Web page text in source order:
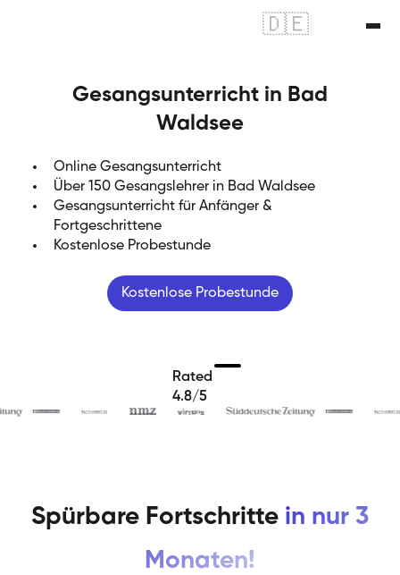
🇩🇪
Gesangsunterricht in Bad
Waldsee
Online Gesangsunterricht
Über 150 Gesangslehrer in Bad Waldsee
Gesangsunterricht für Anfänger &
Fortgeschrittene
Kostenlose Probestunde
Kostenlose Probestunde
Rated
4.8/5
Spürbare Fortschritte in nur 3
Monaten!